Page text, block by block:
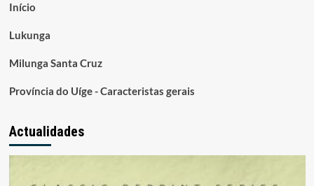
Início
Lukunga
Milunga Santa Cruz
Província do Uíge - Caracteristas gerais
Actualidades